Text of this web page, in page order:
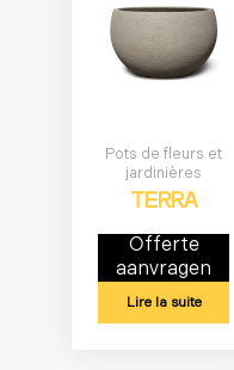
Pots de fleurs et
jardinières
TERRA
Offerte
aanvragen
Lire la suite